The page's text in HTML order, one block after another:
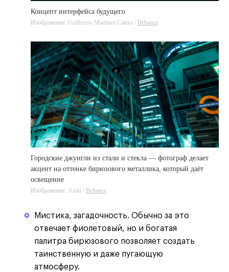
Концепт интерфейса будущего
Изображение: Guillermo Martínez Calero / Behance
Городские джунгли из стали и стекла — фотограф делает
акцент на оттенке бирюзового металлика, который даёт
освещение
Изображение: Aishi / Behance
Мистика, загадочность. Обычно за это
отвечает фиолетовый, но и богатая
палитра бирюзового позволяет создать
таинственную и даже пугающую
атмосферу.